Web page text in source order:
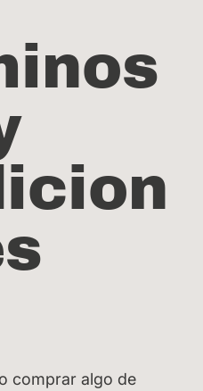
comprar algo de